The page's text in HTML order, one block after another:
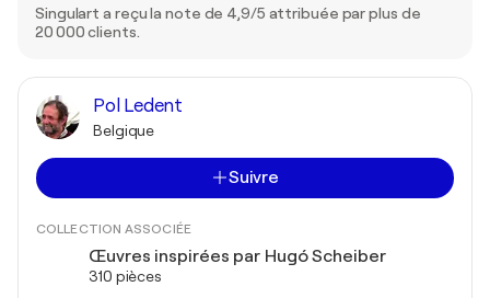
Singulart a reçu la note de 4,9/5 attribuée par plus de
20 000 clients.
Pol Ledent
Belgique
Suivre
COLLECTION ASSOCIÉE
Œuvres inspirées par Hugó Scheiber
310 pièces